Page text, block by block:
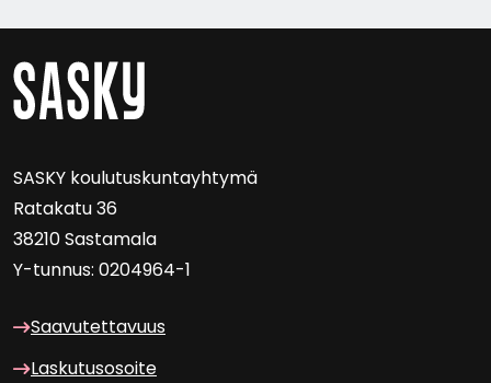
SASKY kou­lu­tus­kun­tayh­ty­mä
Ra­ta­ka­tu 36
38210 Sas­ta­ma­la
Y-​tunnus: 0204964-1
Saa­vu­tet­ta­vuus
Las­ku­tuso­soi­te